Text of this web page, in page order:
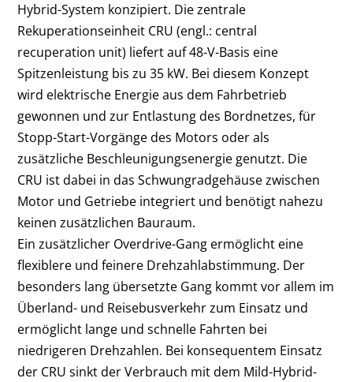
Hybrid-System konzipiert. Die zentrale
Rekuperationseinheit CRU (engl.: central
recuperation unit) liefert auf 48-V-Basis eine
Spitzenleistung bis zu 35 kW. Bei diesem Konzept
wird elektrische Energie aus dem Fahrbetrieb
gewonnen und zur Entlastung des Bordnetzes, für
Stopp-Start-Vorgänge des Motors oder als
zusätzliche Beschleunigungsenergie genutzt. Die
CRU ist dabei in das Schwungradgehäuse zwischen
Motor und Getriebe integriert und benötigt nahezu
keinen zusätzlichen Bauraum.
Ein zusätzlicher Overdrive-Gang ermöglicht eine
flexiblere und feinere Drehzahlabstimmung. Der
besonders lang übersetzte Gang kommt vor allem im
Überland- und Reisebusverkehr zum Einsatz und
ermöglicht lange und schnelle Fahrten bei
niedrigeren Drehzahlen. Bei konsequentem Einsatz
der CRU sinkt der Verbrauch mit dem Mild-Hybrid-